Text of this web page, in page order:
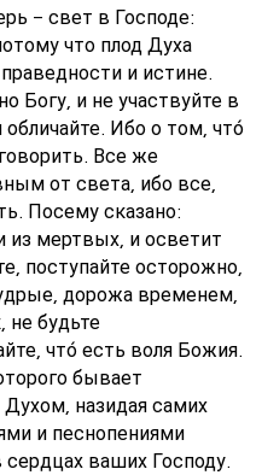
- свет в Господе:
что плод Духа
и истине.
Богу, и не участвуйте в
Ибо о том, что́
Все же
от света, ибо все,
Посему сказано:
из мертвых, и осветит
поступайте осторожно,
дорожа временем,
не будьте
что́ есть воля Божия.
бывает
Духом, назидая самих
и песнопениями
ваших Господу.